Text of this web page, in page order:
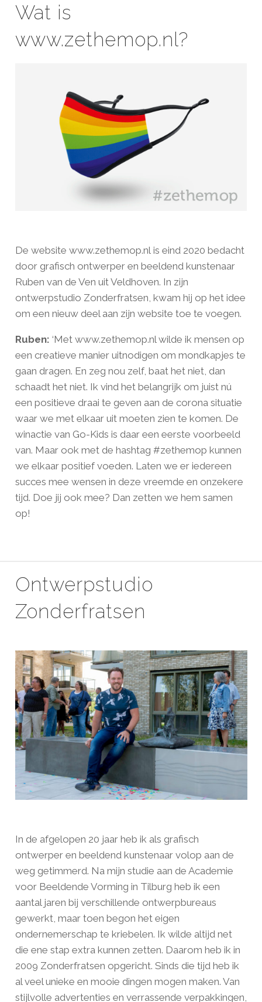
Wat is
www.zethemop.nl?
De website www.zethemop.nl is eind 2020 bedacht
door grafisch ontwerper en beeldend kunstenaar
Ruben van de Ven uit Veldhoven. In zijn
ontwerpstudio Zonderfratsen, kwam hij op het idee
om een nieuw deel aan zijn website toe te voegen.
Ruben: ‘Met www.zethemop.nl wilde ik mensen op
een creatieve manier uitnodigen om mondkapjes te
gaan dragen. En zeg nou zelf, baat het niet, dan
schaadt het niet. Ik vind het belangrijk om juist nú
een positieve draai te geven aan de corona situatie
waar we met elkaar uit moeten zien te komen. De
winactie van Go-Kids is daar een eerste voorbeeld
van. Maar ook met de hashtag #zethemop kunnen
we elkaar positief voeden. Laten we er iedereen
succes mee wensen in deze vreemde en onzekere
tijd. Doe jij ook mee? Dan zetten we hem samen
op!
Ontwerpstudio
Zonderfratsen
In de afgelopen 20 jaar heb ik als grafisch
ontwerper en beeldend kunstenaar volop aan de
weg getimmerd. Na mijn studie aan de Academie
voor Beeldende Vorming in Tilburg heb ik een
aantal jaren bij verschillende ontwerpbureaus
gewerkt, maar toen begon het eigen
ondernemerschap te kriebelen. Ik wilde altijd net
die ene stap extra kunnen zetten. Daarom heb ik in
2009 Zonderfratsen opgericht. Sinds die tijd heb ik
al veel unieke en mooie dingen mogen maken. Van
stijlvolle advertenties en verrassende verpakkingen,